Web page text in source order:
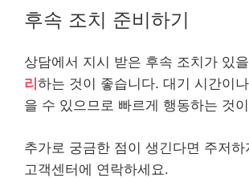
후속 조치 준비하기
상담에서 지시 받은 후속 조치가 있
리 하는 것이 좋습니다. 대기 시간이
을 수 있으므로 빠르게 행동하는 것
추가로 궁금한 점이 생긴다면 주저하
고객센터에 연락하세요.